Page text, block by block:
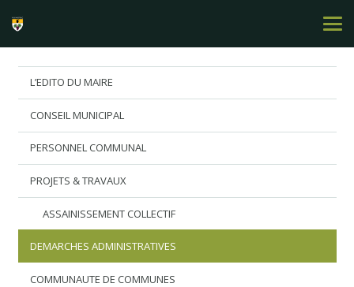
L’EDITO DU MAIRE
CONSEIL MUNICIPAL
PERSONNEL COMMUNAL
PROJETS & TRAVAUX
ASSAINISSEMENT COLLECTIF
DEMARCHES ADMINISTRATIVES
COMMUNAUTE DE COMMUNES